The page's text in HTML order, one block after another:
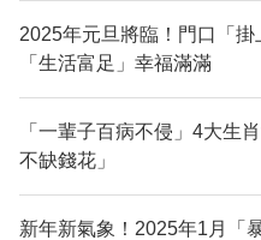
2025年元旦將臨！門口「
「生活富足」幸福滿滿
「一輩子百病不侵」4大生
不缺錢花」
新年新氣象！2025年1月